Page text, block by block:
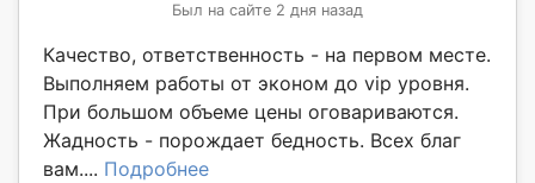
Был на сайте 2 дня назад
Качество, ответственность - на первом месте.
Выполняем работы от эконом до vip уровня.
При большом объеме цены оговариваются.
Жадность - порождает бедность. Всех благ
вам.... Подробнее